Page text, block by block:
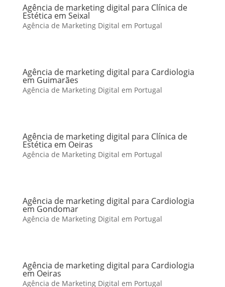
Agência de marketing digital para Clínica de
Estética em Seixal
Agência de Marketing Digital em Portugal
Agência de marketing digital para Cardiologia
em Guimarães
Agência de Marketing Digital em Portugal
Agência de marketing digital para Clínica de
Estética em Oeiras
Agência de Marketing Digital em Portugal
Agência de marketing digital para Cardiologia
em Gondomar
Agência de Marketing Digital em Portugal
Agência de marketing digital para Cardiologia
em Oeiras
Agência de Marketing Digital em Portugal